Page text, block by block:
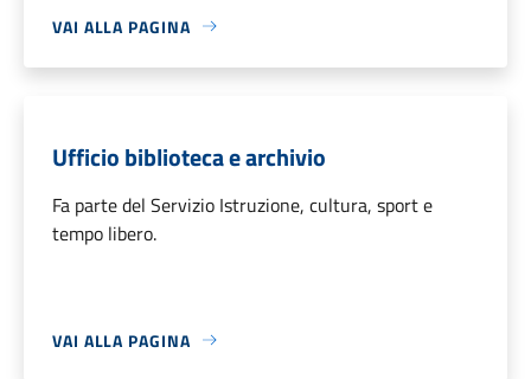
VAI ALLA PAGINA
Ufficio biblioteca e archivio
Fa parte del Servizio Istruzione, cultura, sport e
tempo libero.
VAI ALLA PAGINA